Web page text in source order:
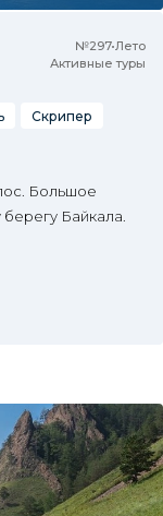
№297•Лето
Активные туры
Скрипер
Большое
Байкала.